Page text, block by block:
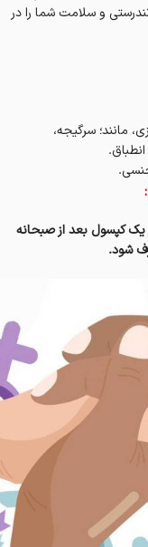
و سلامت شما را در
مانند؛ سرگیجه،
یک کپسول بعد از صبحانه